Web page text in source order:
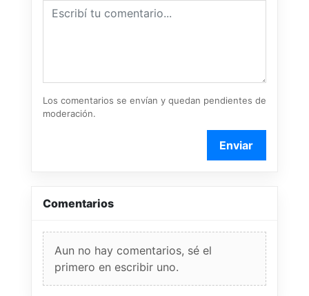
Los comentarios se envían y quedan pendientes de
moderación.
Enviar
Comentarios
Aun no hay comentarios, sé el
primero en escribir uno.